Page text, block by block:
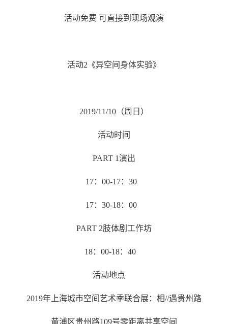
活动免费 可直接到现场观演
活动2 《异空间身体实验》
2019/11/10 （周日）
活动时间
PART 1演出
17： 00-17： 30
17： 30-18： 00
PART 2肢体剧工作坊
18： 00-18： 40
活动地点
2019年上海城市空间艺术季联合展：相//遇贵州路
黄浦区贵州路109号零距离共享空间